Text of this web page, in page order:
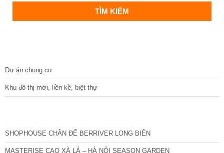
Dự án chung cư
Khu đô thị mới, liền kề, biệt thự
SHOPHOUSE CHÂN ĐẾ BERRIVER LONG BIÊN
MASTERISE CAO XÀ LÁ – HÀ NỘI SEASON GARDEN